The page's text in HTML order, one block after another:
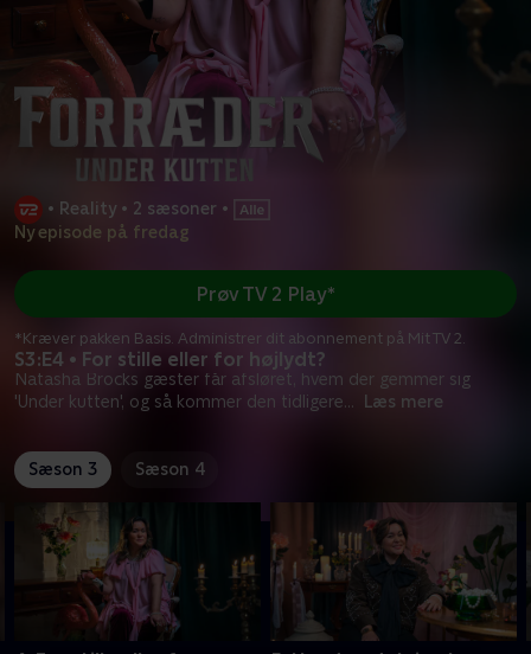
• Reality • 2 sæsoner •
Ny episode på fredag
S3:E4 • For stille eller for højlydt?
Natasha Brocks gæster får afsløret, hvem der gemmer sig
'Under kutten', og så kommer den tidligere... Læs mere
Prøv TV 2 Play*
*Kræver pakken Basis. Administrer dit abonnement på Mit TV 2.
Sæson 3 Sæson 4